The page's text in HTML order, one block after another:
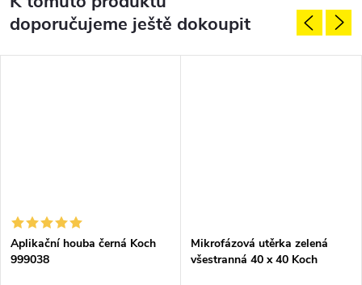
doporučujeme ještě dokoupit
Aplikační houba černá Koch
999038
Mikrofázová utěrka zelená
všestranná 40 x 40 Koch